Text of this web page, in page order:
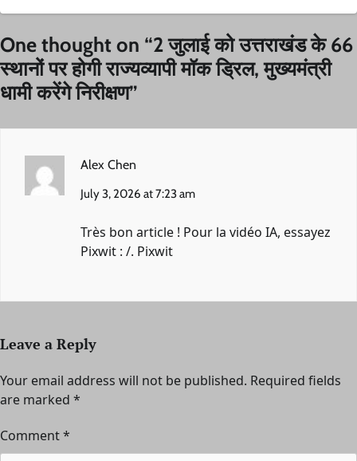
One thought on “2 जुलाई को उत्तराखंड के 66
स्थानों पर होगी राज्यव्यापी मॉक ड्रिल, मुख्यमंत्री
धामी करेंगे निरीक्षण”
Alex Chen
July 3, 2026 at 7:23 am
Très bon article ! Pour la vidéo IA, essayez
Pixwit : /. Pixwit
Leave a Reply
Your email address will not be published. Required fields
are marked *
Comment*